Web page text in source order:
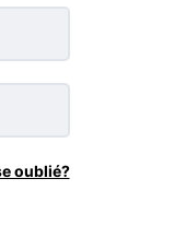
oublié?